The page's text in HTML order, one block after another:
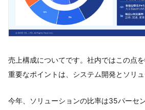
売上構成についてです。社内ではこの点を
重要なポイントは、システム開発とソリュ
今年、ソリューションの比率は35パーセ